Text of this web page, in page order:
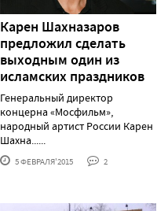
Карен Шахназаров
предложил сделать
выходным один из
исламских праздников
Генеральный директор
концерна «Мосфильм»,
народный артист России Карен
Шахна......
5 ФЕВРАЛЯ'2015 2